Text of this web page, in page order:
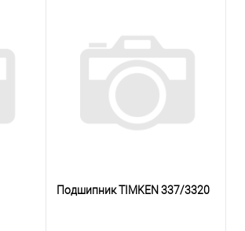
Подшипник TIMKEN 337/3320